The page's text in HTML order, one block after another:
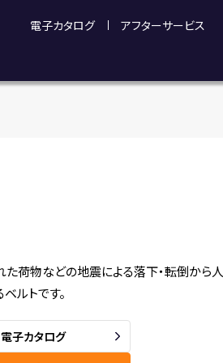
電子カタログ
アフターサービス
た荷物などの地震による落下・転倒から人
ルトです。
電子カタログ